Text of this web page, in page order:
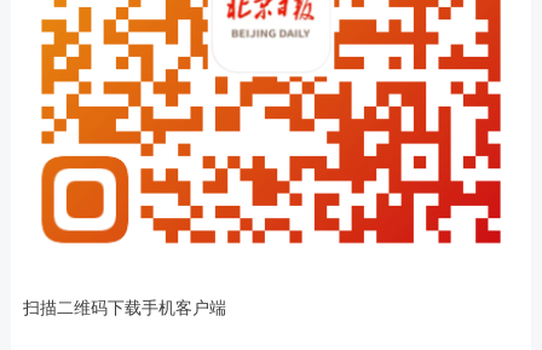
扫描二维码下载手机客户端